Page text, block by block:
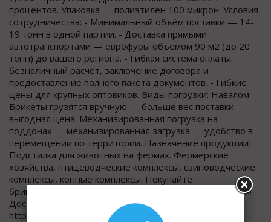
процентов. Упаковка — полиэтилен 100 микрон. Условия
сотрудничества: - Минимальный объём поставки — 14-
19 тонн в одной партии. - Доставка прямыми
автотранспортами — еврофуры объёмом 90 м2 (до 20
тонн) до вашего региона. - Гибкая система оплаты:
безналичный расчет, заключение договора и
предоставление полного пакета документов. - Гибкие
цены для крупных оптовиков. Виды погрузки: Навалом —
Брикеты грузятся вручную — больше вес поставки —
выгодная цена. Механизированная погрузка на
поддонах — механизированная загрузка — удобство в
перемещении по территории. Назначение продукции:
Подстилка для животных на фермах. Фермерские
хозяйства, птицеводческие комплексы, свиноводческие
комплексы, конные комплексы. Покупайте
брикетированную стружку и опилки от производителя!
Доступные цены и быстрая доставка на нашем сайте
https://moreopilok.ru ждут вас!